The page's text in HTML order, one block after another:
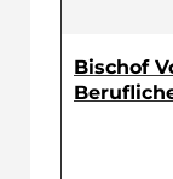
Bischof